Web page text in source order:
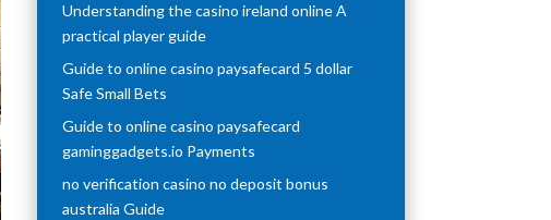
Understanding the casino ireland online A
practical player guide
Guide to online casino paysafecard 5 dollar
Safe Small Bets
Guide to online casino paysafecard
gaminggadgets.io Payments
no verification casino no deposit bonus
australia Guide